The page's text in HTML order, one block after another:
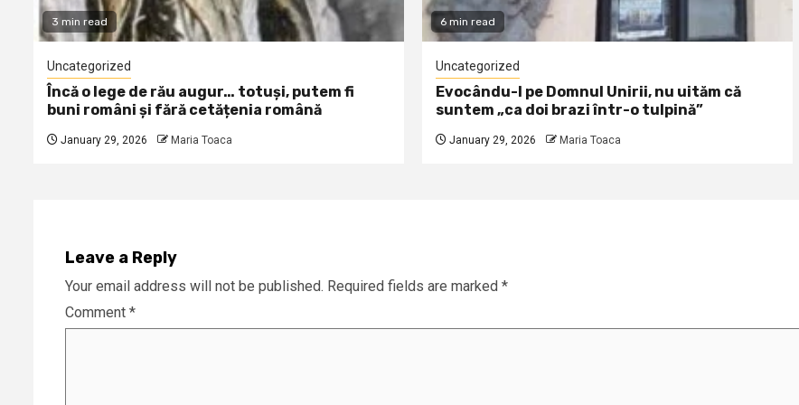
3 min read
Uncategorized
Încă o lege de rău augur… totuși, putem fi
buni români și fără cetățenia română
January 29, 2026 Maria Toaca
6 min read
Uncategorized
Evocându-l pe Domnul Unirii, nu uităm că
suntem „ca doi brazi într-o tulpină”
January 29, 2026 Maria Toaca
Leave a Reply
Your email address will not be published. Required fields are marked *
Comment *